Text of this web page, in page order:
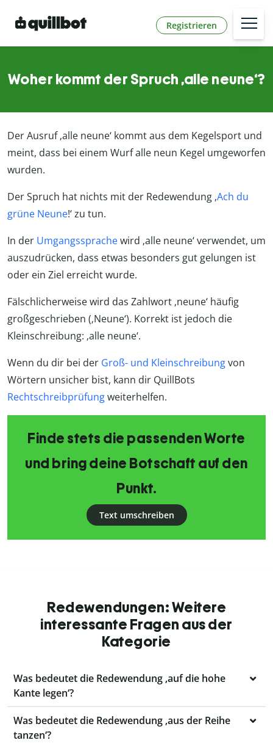
Registrieren
Woher kommt der Spruch ‚alle neune‘?
Der Ausruf ‚alle neune‘ kommt aus dem Kegelsport und
meint, dass bei einem Wurf alle neun Kegel umgeworfen
wurden.
Der Spruch hat nichts mit der Redewendung ‚Ach du
grüne Neune!‘ zu tun.
In der Umgangssprachewird ‚alle neune‘ verwendet, um
auszudrücken, dass etwas besonders gut gelungen ist
oder ein Ziel erreicht wurde.
Fälschlicherweise wird das Zahlwort ‚neune‘ häufig
großgeschrieben (‚Neune‘). Korrekt ist jedoch die
Kleinschreibung: ‚alle neune‘.
Wenn du dir bei der Groß- und Kleinschreibungvon
Wörtern unsicher bist, kann dir QuillBots
Rechtschreibprüfungweiterhelfen.
Finde stets die passenden Worte
und bring deine Botschaft auf den
Punkt.
Text umschreiben
Redewendungen: Weitere
interessante Fragen aus der
Kategorie
Was bedeutet die Redewendung ‚auf die hohe
Kante legen‘?
Was bedeutet die Redewendung ‚aus der Reihe
tanzen‘?